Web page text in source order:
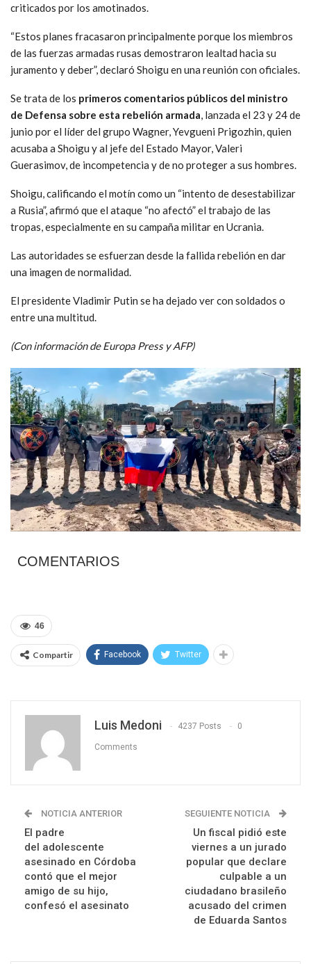
criticados por los amotinados.
“Estos planes fracasaron principalmente porque los miembros
de las fuerzas armadas rusas demostraron lealtad hacia su
juramento y deber”, declaró Shoigu en una reunión con oficiales.
Se trata de los primeros comentarios públicos del ministro
de Defensa sobre esta rebelión armada , lanzada el 23 y 24 de
junio por el líder del grupo Wagner, Yevgueni Prigozhin, quien
acusaba a Shoigu y al jefe del Estado Mayor, Valeri
Guerasimov, de incompetencia y de no proteger a sus hombres.
Shoigu, calificando el motín como un “intento de desestabilizar
a Rusia”, afirmó que el ataque “no afectó” el trabajo de las
tropas, especialmente en su campaña militar en Ucrania.
Las autoridades se esfuerzan desde la fallida rebelión en dar
una imagen de normalidad.
El presidente Vladimir Putin se ha dejado ver con soldados o
entre una multitud.
(Con información de Europa Press y AFP)
COMENTARIOS
46
Compartir Facebook Twitter
Luis Medoni 4237 Posts 0
Comments
NOTICIA ANTERIOR
El padre
del adolescente
asesinado en Córdoba
contó que el mejor
amigo de su hijo,
confesó el asesinato
SEGUIENTE NOTICIA
Un fiscal pidió este
viernes a un jurado
popular que declare
culpable a un
ciudadano brasileño
acusado del crimen
de Eduarda Santos